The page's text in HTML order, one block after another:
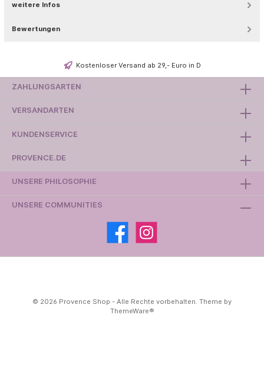
weitere Infos
Bewertungen
Kostenloser Versand ab 29,- Euro in D
KUNDENSERVICE
PROVENCE.DE
ZAHLUNGSARTEN
VERSANDARTEN
UNSERE PHILOSOPHIE
UNSERE COMMUNITIES
© 2026 Provence Shop - Alle Rechte vorbehalten. Theme by
ThemeWare®